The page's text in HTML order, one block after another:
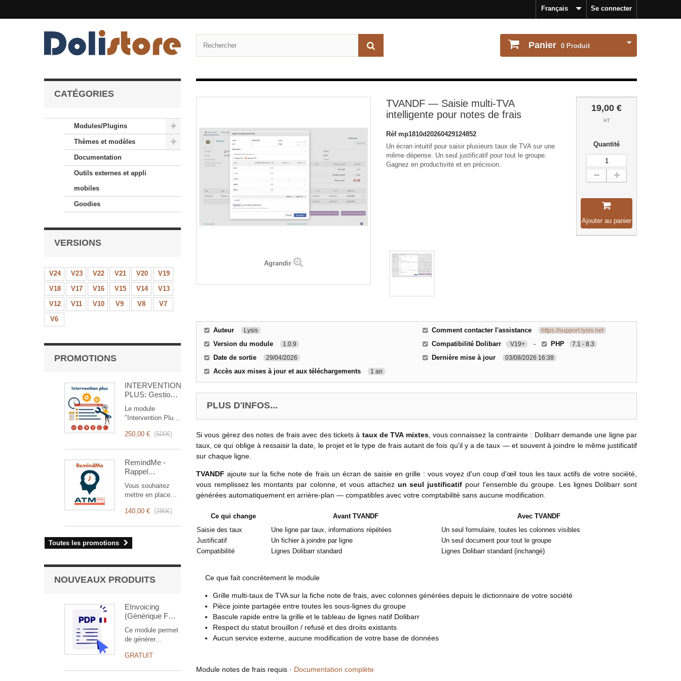
Se connecter
Français
Panier 0 Produit
CATÉGORIES
Modules/Plugins
Thèmes et modèles
Documentation
Outils externes et appli
mobiles
Goodies
VERSIONS
V24 V23 V22 V21 V20
V19
V18
V17 V16 V15 V14
V13
V12
V11 V10 V9 V8
V7
V6
PROMOTIONS
INTERVENTION
PLUS: Gestion
Interventions
Le module
"Intervention Plus"
révolutionnaire qui
des interventions,
de la planification
à la facturation.
Conçu pour les
commerciales et
une suite complète
de fonctionnalités
pour assurer un
efficace de chaque
250,00 € (500€)
RemindMe -
Rappel
(mail,
événement,
notification)
Vous souhaitez
mettre en place
automatiques ?
Il permet de
programmer
rappels en fonction
d'un déclencheur.
140,00 € (280€)
Toutes les promotions
NOUVEAUX PRODUITS
EInvoicing
(Générique FR |
Ce module permet
de générer
ou manuellement)
GRATUIT
Agrandir
TVANDF — Saisie multi-TVA
intelligente pour notes de frais
Réf mp1810d20260429124852
Un écran intuitif pour saisir plusieurs taux de TVA sur une
même dépense. Un seul justificatif pour tout le groupe.
Gagnez en productivité et en précision.
19,00 €
HT
Quantité
Ajouter au panier
Auteur Lysis
Version du module 1.0.9
Date de sortie 29/04/2026
Accès aux mises à jour et aux téléchargements 1 an
Comment contacter l'assistance https://support.lysis.net
Compatibilité Dolibarr V19+ - PHP 7.1 - 8.3
Dernière mise à jour 03/08/2026 16:38
PLUS D'INFOS...
Si vous gérez des notes de frais avec des tickets à taux de TVA mixtes, vous connaissez la contrainte : Dolibarr demande une ligne par
taux, ce qui oblige à ressaisir la date, le projet et le type de frais autant de fois qu'il y a de taux — et souvent à joindre le même justificatif
sur chaque ligne.
TVANDF ajoute sur la fiche note de frais un écran de saisie en grille : vous voyez d'un coup d'œil tous les taux actifs de votre société,
vous remplissez les montants par colonne, et vous attachez un seul justificatif pour l'ensemble du groupe. Les lignes Dolibarr sont
générées automatiquement en arrière-plan — compatibles avec votre comptabilité sans aucune modification.
Ce qui change Avant TVANDF
Avec TVANDF
Saisie des taux
Une ligne par taux, informations répétées
Un seul formulaire, toutes les colonnes visibles
Justificatif
Un fichier à joindre par ligne
Un seul document pour tout le groupe
Compatibilité
Lignes Dolibarr standard Lignes Dolibarr standard (inchangé)
Ce que fait concrètement le module
Grille multi-taux de TVA sur la fiche note de frais, avec colonnes générées depuis le dictionnaire de votre société
Pièce jointe partagée entre toutes les sous-lignes du groupe
Bascule rapide entre la grille et le tableau de lignes natif Dolibarr
Respect du statut brouillon / refusé et des droits existants
Aucun service externe, aucune modification de votre base de données
Module notes de frais requis · Documentation complète